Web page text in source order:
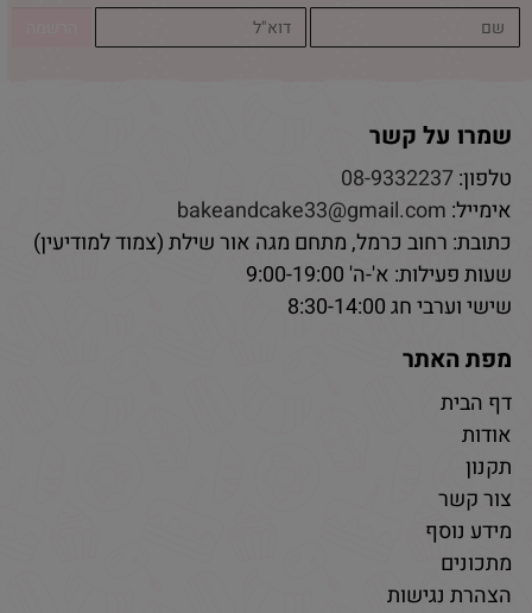
שמרו על קשר
טלפון:08-9332237
אימייל: bakeandcake33@gmail.com
כתובת: רחוב כרמל, מתחם מגה אור שילת (צמוד למודיעין)
שעות פעילות: א'-ה' 9:00-19:00
שישי וערבי חג 8:30-14:00
מפת האתר
דף הבית
אודות
תקנון
צור קשר
מידע נוסף
מתכונים
הצהרת נגישות